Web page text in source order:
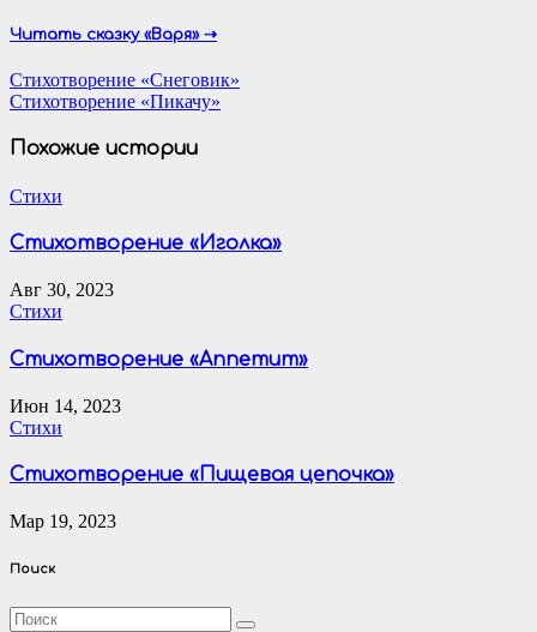
Читать сказку «Варя» ⇢
Навигация
по
записям
Стихотворение «Снеговик»
Стихотворение «Пикачу»
Похожие истории
Стихи
Стихотворение «Иголка»
Авг 30, 2023
Стихи
Стихотворение «Аппетит»
Июн 14, 2023
Стихи
Стихотворение «Пищевая цепочка»
Мар 19, 2023
Поиск